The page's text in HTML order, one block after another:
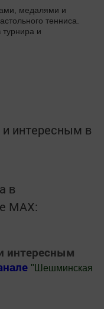
медалями и
тенниса.
турнира и
интересным в
в
MАХ:
интересным
" Шешминская